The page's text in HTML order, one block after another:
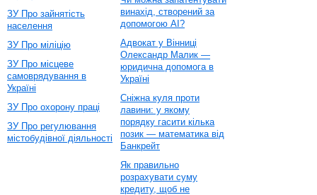
ЗУ Про зайнятість
населення
ЗУ Про міліцію
ЗУ Про місцеве
самоврядування в
Україні
ЗУ Про охорону праці
ЗУ Про регулювання
містобудівної діяльності
винахід, створений за
допомогою AI?
Адвокат у Вінниці
Олександр Малик —
юридична допомога в
Україні
Сніжна куля проти
лавини: у якому
порядку гасити кілька
позик — математика від
Банкрейт
Як правильно
розрахувати суму
кредиту, щоб не